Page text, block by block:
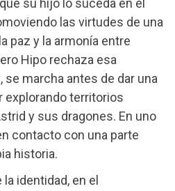
su hijo lo suceda en el
las virtudes de una
paz y la armonía entre
Hipo rechaza esa
marcha antes de dar una
explorando territorios
y sus dragones. En uno
contacto con una parte
historia.
identidad, en el